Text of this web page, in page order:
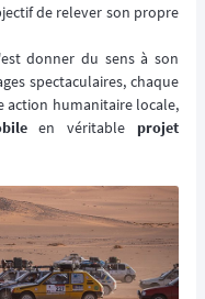
de relever son propre
donner du sens à son
spectaculaires, chaque
action humanitaire locale,
en véritable projet